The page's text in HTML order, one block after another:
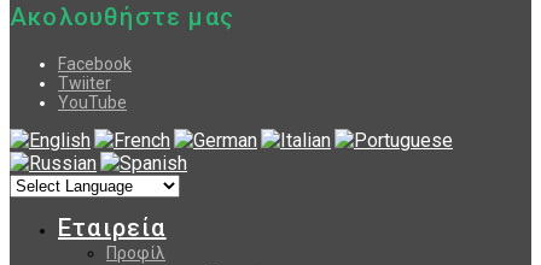
Ακολουθήστε μας
Facebook
Twiiter
YouTube
Εταιρεία
Προφίλ